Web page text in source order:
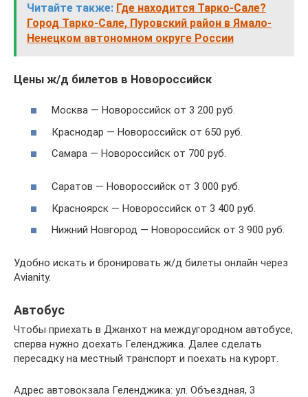
Читайте также: Где находится Тарко-Сале?
Город Тарко-Сале, Пуровский район в Ямало-
Ненецком автономном округе России
Цены ж/д билетов в Новороссийск
Москва — Новороссийск от 3 200 руб.
Краснодар — Новороссийск от 650 руб.
Самара — Новороссийск от 700 руб.
Саратов — Новороссийск от 3 000 руб.
Красноярск — Новороссийск от 3 400 руб.
Нижний Новгород — Новороссийск от 3 900 руб.
Удобно искать и бронировать ж/д билеты онлайн через
Avianity.
Автобус
Чтобы приехать в Джанхот на междугородном автобусе,
сперва нужно доехать Геленджика. Далее сделать
пересадку на местный транспорт и поехать на курорт.
Адрес автовокзала Геленджика: ул. Объездная, 3